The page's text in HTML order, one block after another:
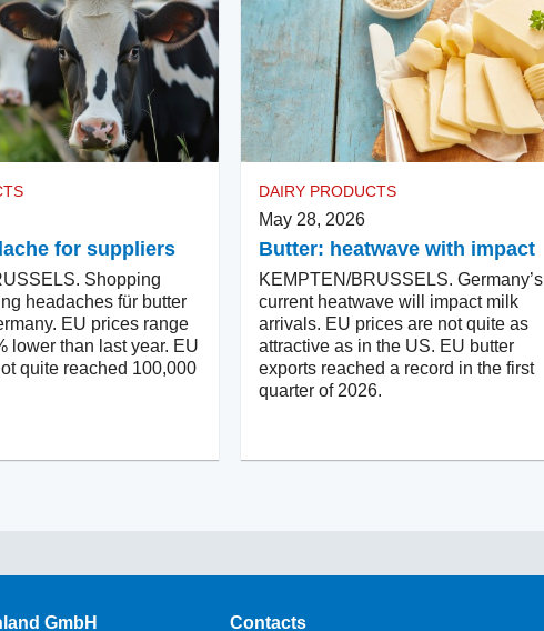
for suppliers
Shopping
headaches für butter
EU prices range
lower than last year. EU
quite reached 100,000
DAIRY PRODUCTS
May 28, 2026
Butter: heatwave with impact
KEMPTEN/BRUSSELS. Germany’s
current heatwave will impact milk
arrivals. EU prices are not quite as
attractive as in the US. EU butter
exports reached a record in the first
quarter of 2026.
GmbH Contacts